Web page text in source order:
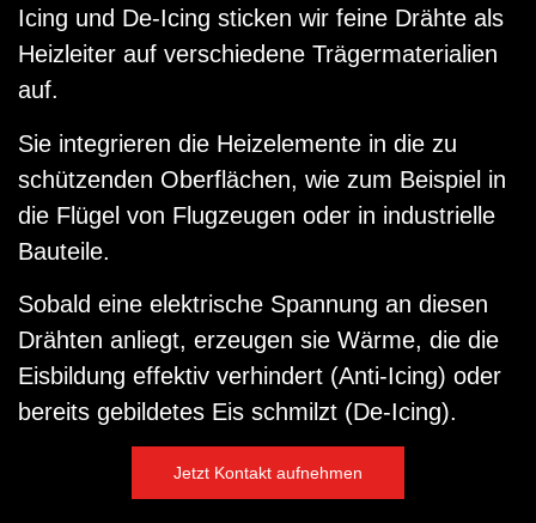
Icing und De-Icing sticken wir feine Drähte als
Heizleiter auf verschiedene Trägermaterialien
auf.
Sie integrieren die Heizelemente in die zu
schützenden Oberflächen, wie zum Beispiel in
die Flügel von Flugzeugen oder in industrielle
Bauteile.
Sobald eine elektrische Spannung an diesen
Drähten anliegt, erzeugen sie Wärme, die die
Eisbildung effektiv verhindert (Anti-Icing) oder
bereits gebildetes Eis schmilzt (De-Icing).
Jetzt Kontakt aufnehmen